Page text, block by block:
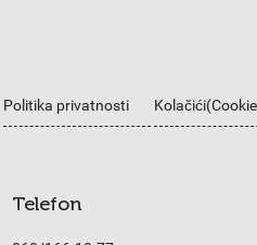
Politika privatnosti
Telefon